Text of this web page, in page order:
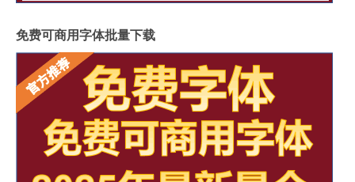
免费可商用字体批量下载